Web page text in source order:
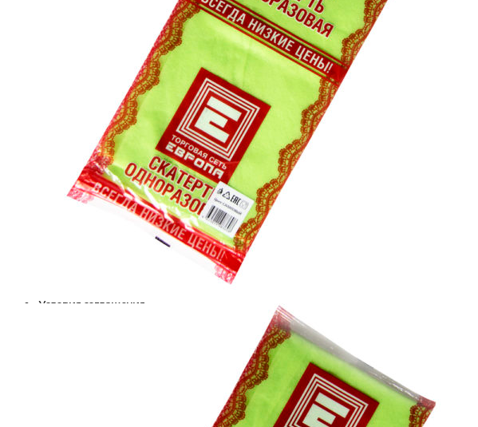
Закуски к пиву
Вторые блюда из мяса, птицы и овощей
Вторые блюда из рыбы
Мини Выпечка
Пицца
Роллы
Десерты, Торты
Детское меню
Условия соглашения